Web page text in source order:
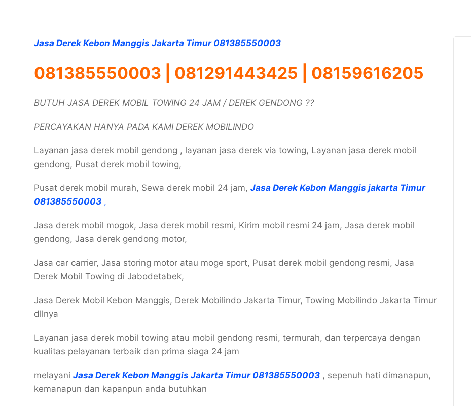
Jasa Derek Kebon Manggis Jakarta Timur 081385550003
081385550003 | 081291443425 | 08159616205
BUTUH JASA DEREK MOBIL TOWING 24 JAM / DEREK GENDONG ??
PERCAYAKAN HANYA PADA KAMI DEREK MOBILINDO
Layanan jasa derek mobil gendong , layanan jasa derek via towing, Layanan jasa derek mobil
gendong, Pusat derek mobil towing,
Pusat derek mobil murah, Sewa derek mobil 24 jam, Jasa Derek Kebon Manggis jakarta Timur
081385550003 ,
Jasa derek mobil mogok, Jasa derek mobil resmi, Kirim mobil resmi 24 jam, Jasa derek mobil
gendong, Jasa derek gendong motor,
Jasa car carrier, Jasa storing motor atau moge sport, Pusat derek mobil gendong resmi, Jasa
Derek Mobil Towing di Jabodetabek,
Jasa Derek Mobil Kebon Manggis, Derek Mobilindo Jakarta Timur, Towing Mobilindo Jakarta Timur
dllnya
Layanan jasa derek mobil towing atau mobil gendong resmi, termurah, dan terpercaya dengan
kualitas pelayanan terbaik dan prima siaga 24 jam
melayani Jasa Derek Kebon Manggis Jakarta Timur 081385550003 , sepenuh hati dimanapun,
kemanapun dan kapanpun anda butuhkan